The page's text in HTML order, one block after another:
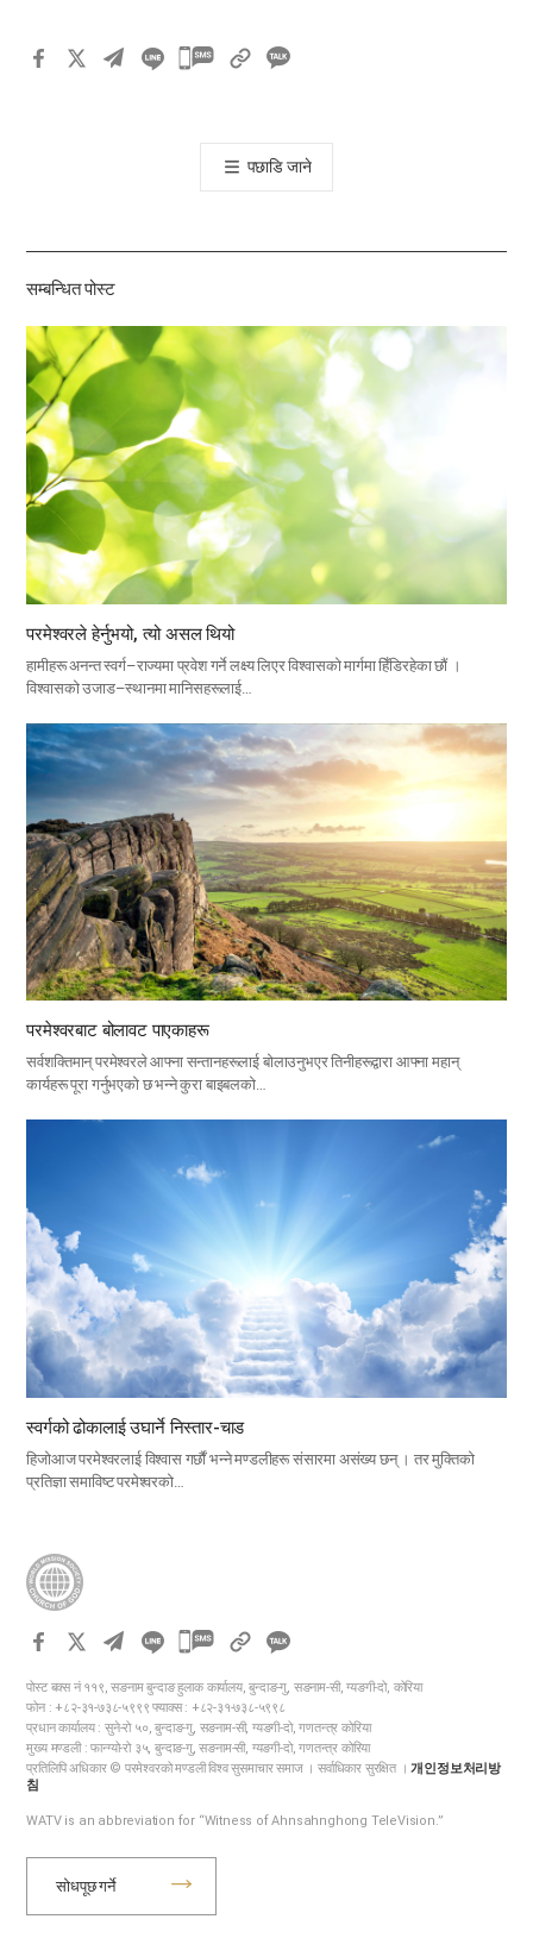
카
톡
공
기
पछाडि जाने
सम्बन्धित पोस्ट
परमेश्वरले हेर्नुभयो, त्यो असल थियो
हामीहरू अनन्त स्वर्ग–राज्यमा प्रवेश गर्ने लक्ष्य लिएर विश्वासको मार्गमा हिँडिरहेका छौं ।
विश्वासको उजाड–स्थानमा मानिसहरूलाई…
परमेश्वरबाट बोलावट पाएकाहरू
सर्वशक्तिमान् परमेश्वरले आफ्ना सन्तानहरूलाई बोलाउनुभएर तिनीहरूद्वारा आफ्ना महान्
कार्यहरू पूरा गर्नुभएको छ भन्ने कुरा बाइबलको…
स्वर्गको ढोकालाई उघार्ने निस्तार-चाड
हिजोआज परमेश्वरलाई विश्वास गर्छौं भन्ने मण्डलीहरू संसारमा असंख्य छन् । तर मुक्तिको
प्रतिज्ञा समाविष्ट परमेश्वरको…
카
오
톡
공
하
पोस्ट बक्स नं ११९, सङनाम बुन्दाङ हुलाक कार्यालय, बुन्दाङ-गु, सङनाम-सी, ग्यङगी-दो, कोरिया
फोन : +८२-३१-७३८-५९९९ फ्याक्स : +८२-३१-७३८-५९९८
प्रधान कार्यालय : सुने-रो ५०, बुन्दाङ-गु, सङनाम-सी, ग्यङगी-दो, गणतन्त्र कोरिया
मुख्य मण्डली : फान्ग्यो-रो ३५, बुन्दाङ-गु, सङनाम-सी, ग्यङगी-दो, गणतन्त्र कोरिया
प्रतिलिपि अधिकार © परमेश्वरको मण्डली विश्व सुसमाचार समाज । सर्वाधिकार सुरक्षित ।개인정보처리방
침
WATV is an abbreviation for “Witness of Ahnsahnghong TeleVision.”
सोधपूछ गर्ने